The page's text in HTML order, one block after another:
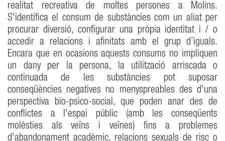
realitat recreativa de moltes persones a Molins.
S'identifica el consum de substàncies com un aliat per
procurar diversió, configurar una pròpia identitat i / o
accedir a relacions i afinitats amb el grup d’iguals.
Encara que en ocasions aquests consums no impliquen
un dany per la persona, la utilització arriscada o
continuada de les substàncies pot suposar
conseqüències negatives no menyspreables des d'una
perspectiva bio-psico-social, que poden anar des de
conflictes a l'espai públic (amb les conseqüents
molèsties als veïns i veïnes) fins a problemes
d'abandonament acadèmic, relacions sexuals de risc o